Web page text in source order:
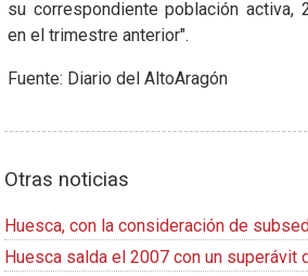
su correspondiente población activa,
en el trimestre anterior".
Fuente: Diario del AltoAragón
Otras noticias
Huesca, con la consideración de
Huesca salda el 2007 con un superávit